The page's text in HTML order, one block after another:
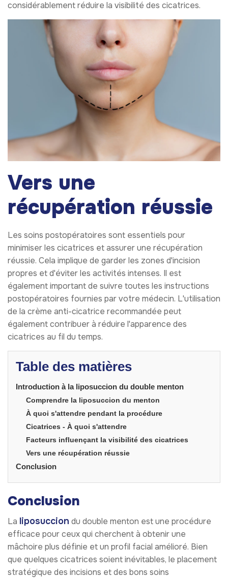
considérablement réduire la visibilité des cicatrices.
Vers une
récupération réussie
Les soins postopératoires sont essentiels pour
minimiser les cicatrices et assurer une récupération
réussie. Cela implique de garder les zones d'incision
propres et d'éviter les activités intenses. Il est
également important de suivre toutes les instructions
postopératoires fournies par votre médecin. L'utilisation
de la crème anti-cicatrice recommandée peut
également contribuer à réduire l'apparence des
cicatrices au fil du temps.
Table des matières
Introduction à la liposuccion du double menton
Comprendre la liposuccion du menton
À quoi s'attendre pendant la procédure
Cicatrices - À quoi s'attendre
Facteurs influençant la visibilité des cicatrices
Vers une récupération réussie
Conclusion
Conclusion
La liposuccion du double menton est une procédure
efficace pour ceux qui cherchent à obtenir une
mâchoire plus définie et un profil facial amélioré. Bien
que quelques cicatrices soient inévitables, le placement
stratégique des incisions et des bons soins